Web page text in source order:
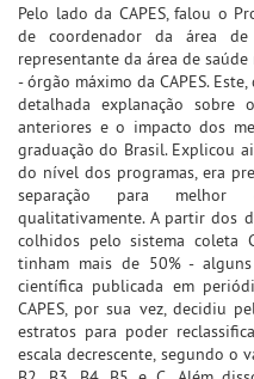
Pelo lado da CAPES, falou o
de coordenador da área
representante da área de saúde
- órgão máximo da CAPES.
detalhada explanação
anteriores e o impacto dos
graduação do Brasil. Explicou
do nível dos programas, era
separação para melhor
qualitativamente. A partir dos
colhidos pelo sistema coleta
tinham mais de 50% -
científica publicada em
CAPES, por sua vez, decidiu
estratos para poder
escala decrescente, segundo o